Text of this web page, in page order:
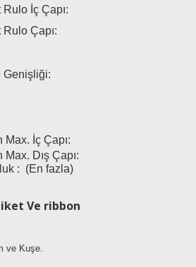
Rulo İç Çapı:
Rulo Çapı:
Genişliği:
Max. İç Çapı:
Max. Dış Çapı:
: (En fazla)
Ve ribbon
ve Kuşe.